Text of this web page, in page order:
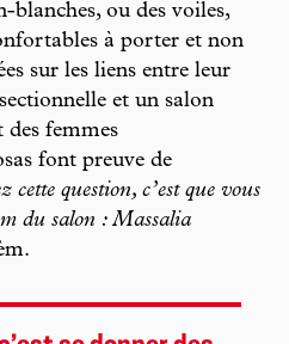
blanches, ou des voiles,
à porter et non
sur les liens entre leur
et un salon
des femmes
font preuve de
cette question, c’est que vous
du salon : Massalia